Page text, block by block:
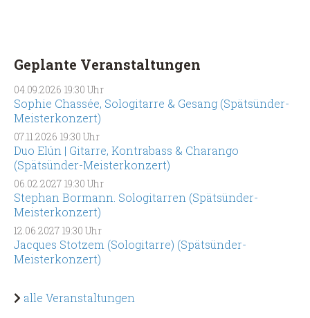
Geplante Veranstaltungen
04.09.2026 19:30 Uhr
Sophie Chassée, Sologitarre & Gesang (Spätsünder-
Meisterkonzert)
07.11.2026 19:30 Uhr
Duo Elún | Gitarre, Kontrabass & Charango
(Spätsünder-Meisterkonzert)
06.02.2027 19:30 Uhr
Stephan Bormann. Sologitarren (Spätsünder-
Meisterkonzert)
12.06.2027 19:30 Uhr
Jacques Stotzem (Sologitarre) (Spätsünder-
Meisterkonzert)
alle Veranstaltungen